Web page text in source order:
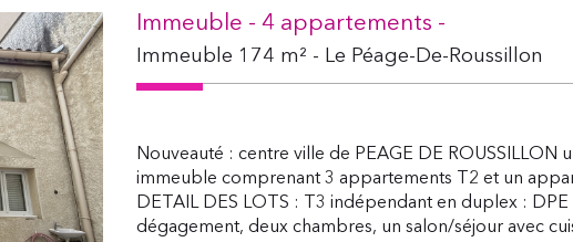
Immeuble - 4 appartements -
Immeuble 174 m² - Le Péage-De-Roussillon
Nouveauté : centre ville de PEAGE DE
immeuble comprenant 3 appartements T2 et un
DETAIL DES LOTS : T3 indépendant en duplex :
dégagement, deux chambres, un salon/séjour avec